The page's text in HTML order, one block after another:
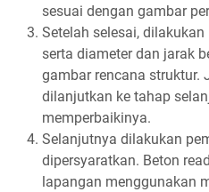
sesuai dengan gambar
Setelah selesai,
serta diameter dan jarak
gambar rencana struktur.
dilanjutkan ke tahap
memperbaikinya.
Selanjutnya dilakukan
dipersyaratkan. Beton
lapangan menggunakan